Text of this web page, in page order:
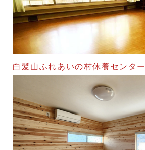
白髪山ふれあいの村休養センター